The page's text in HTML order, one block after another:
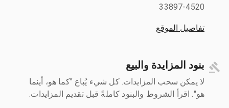
33897-4520
تفاصيل الموقع
بنود المزايدة والبيع
لا يمكن سحب المزايدات. كل شيء يُباع "كما هو، أينما
هو". اقرأ الشروط والبنود كاملةً قبل تقديم المزايدات.